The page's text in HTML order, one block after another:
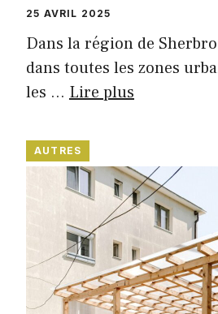
25 AVRIL 2025
Dans la région de
dans toutes les zones
les … Lire plus
AUTRES